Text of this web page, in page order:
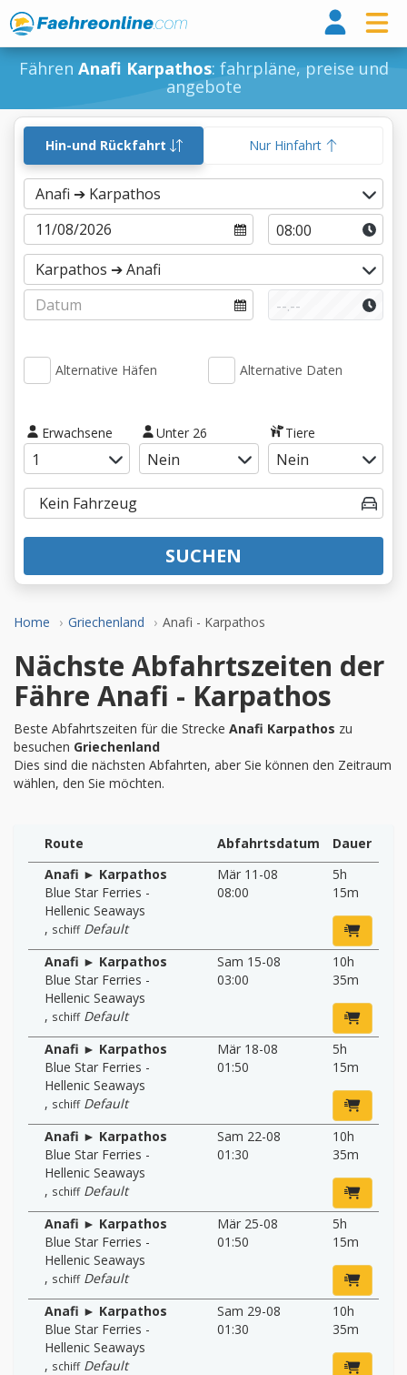
Fähren Anafi Karpathos: fahrpläne, preise und
angebote
Home Griechenland Anafi - Karpathos
Hin-und Rückfahrt Nur Hinfahrt
Alternative Häfen Alternative Daten
Erwachsene Unter 26 Tiere
SUCHEN
Nächste Abfahrtszeiten der
Fähre Anafi - Karpathos
Beste Abfahrtszeiten für die Strecke Anafi Karpathos zu
besuchen Griechenland
Dies sind die nächsten Abfahrten, aber Sie können den Zeitraum
wählen, den Sie möchten.
Route Abfahrtsdatum
Dauer
Anafi ► Karpathos
Blue Star Ferries -
Hellenic Seaways
, schiff Default
Mär 11-08
08:00
5h
15m
Anafi ► Karpathos
Blue Star Ferries -
Hellenic Seaways
, schiff Default
Sam 15-08
03:00
10h
35m
Anafi ► Karpathos
Blue Star Ferries -
Hellenic Seaways
, schiff Default
Mär 18-08
01:50
5h
15m
Anafi ► Karpathos
Blue Star Ferries -
Hellenic Seaways
, schiff Default
Sam 22-08
01:30
10h
35m
Anafi ► Karpathos
Blue Star Ferries -
Hellenic Seaways
, schiff Default
Mär 25-08
01:50
5h
15m
Anafi ► Karpathos
Blue Star Ferries -
Hellenic Seaways
, schiff Default
Sam 29-08
01:30
10h
35m